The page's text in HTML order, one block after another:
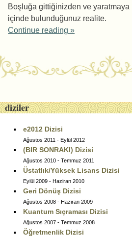
Boşluğa gittiğinizden ve yaratmaya
içinde bulunduğunuz realite.
Continue reading »
Post navigation
diziler
e2012 Dizisi
Ağustos 2011 - Eylül 2012
(BIR SONRAKI) Dizisi
Ağustos 2010 - Temmuz 2011
Üstatlık/Yüksek Lisans Dizisi
Eylül 2009 - Haziran 2010
Geri Dönüş Dizisi
Ağustos 2008 - Haziran 2009
Kuantum Sıçraması Dizisi
Ağustos 2007 - Temmuz 2008
Öğretmenlik Dizisi